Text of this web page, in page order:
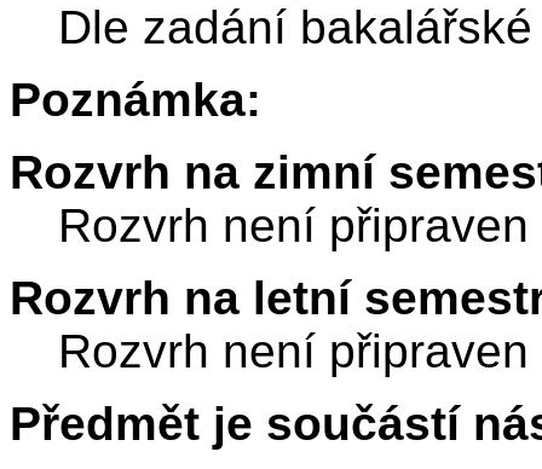
Dle zadání
Poznámka:
Rozvrh na zimní
Rozvrh není připraven
Rozvrh na letní
Rozvrh není připraven
Předmět je součástí